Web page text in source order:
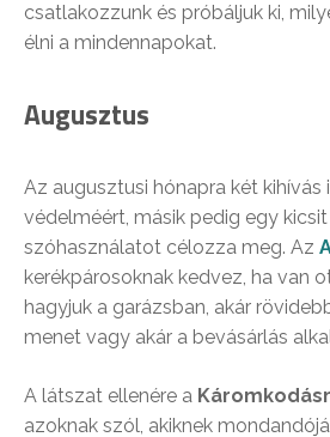
csatlakozzunk és próbáljuk ki,
élni a mindennapokat.
Augusztus
Az augusztusi hónapra két kihívás
védelméért, másik pedig egy
szóhasználatot célozza meg. Az
kerékpárosoknak kedvez, ha van
hagyjuk a garázsban, akár
menet vagy akár a bevásárlás
A látszat ellenére a
azoknak szól, akiknek